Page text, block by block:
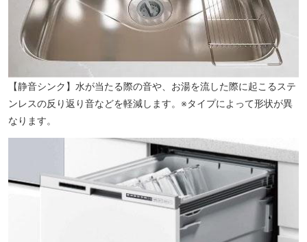
「五反田」駅 西口（徒歩12分/約940m）
【静音シンク】水が当たる際の音や、お湯を流した際に起こるステ
ンレスの反り返り音などを軽減します。※タイプによって形状が異
なります。